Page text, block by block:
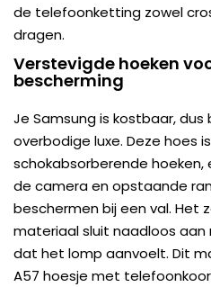
de telefoonketting zowel
dragen.
Verstevigde hoeken
bescherming
Je Samsung is kostbaar,
overbodige luxe. Deze hoes
schokabsorberende
de camera en opstaande
beschermen bij een val. Het
materiaal sluit naadloos
dat het lomp aanvoelt. Dit
A57 hoesje met